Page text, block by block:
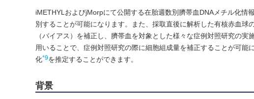
iMETHYLおよびjMorpにて公開する在胎週数別臍帯血DNAメチル化
別することが可能になります。また、採取直後に解析した有核赤血
（バイアス）を補正し、臍帯血を対象とした様々な症例対照研究の
用いることで、症例対照研究の際に細胞組成量を補正することが可
化*9を推定することができます。
背景